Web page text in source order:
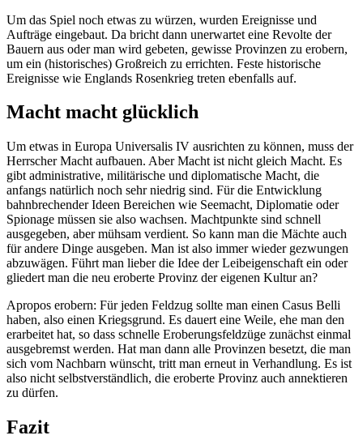
Um das Spiel noch etwas zu würzen, wurden Ereignisse und
Aufträge eingebaut. Da bricht dann unerwartet eine Revolte der
Bauern aus oder man wird gebeten, gewisse Provinzen zu erobern,
um ein (historisches) Großreich zu errichten. Feste historische
Ereignisse wie Englands Rosenkrieg treten ebenfalls auf.
Macht macht glücklich
Um etwas in Europa Universalis IV ausrichten zu können, muss der
Herrscher Macht aufbauen. Aber Macht ist nicht gleich Macht. Es
gibt administrative, militärische und diplomatische Macht, die
anfangs natürlich noch sehr niedrig sind. Für die Entwicklung
bahnbrechender Ideen Bereichen wie Seemacht, Diplomatie oder
Spionage müssen sie also wachsen. Machtpunkte sind schnell
ausgegeben, aber mühsam verdient. So kann man die Mächte auch
für andere Dinge ausgeben. Man ist also immer wieder gezwungen
abzuwägen. Führt man lieber die Idee der Leibeigenschaft ein oder
gliedert man die neu eroberte Provinz der eigenen Kultur an?
Apropos erobern: Für jeden Feldzug sollte man einen Casus Belli
haben, also einen Kriegsgrund. Es dauert eine Weile, ehe man den
erarbeitet hat, so dass schnelle Eroberungsfeldzüge zunächst einmal
ausgebremst werden. Hat man dann alle Provinzen besetzt, die man
sich vom Nachbarn wünscht, tritt man erneut in Verhandlung. Es ist
also nicht selbstverständlich, die eroberte Provinz auch annektieren
zu dürfen.
Fazit